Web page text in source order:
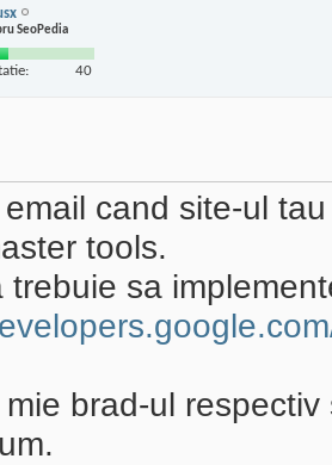
SeoPedia
40
cand site-ul
tools.
trebuie sa
mie brad-ul